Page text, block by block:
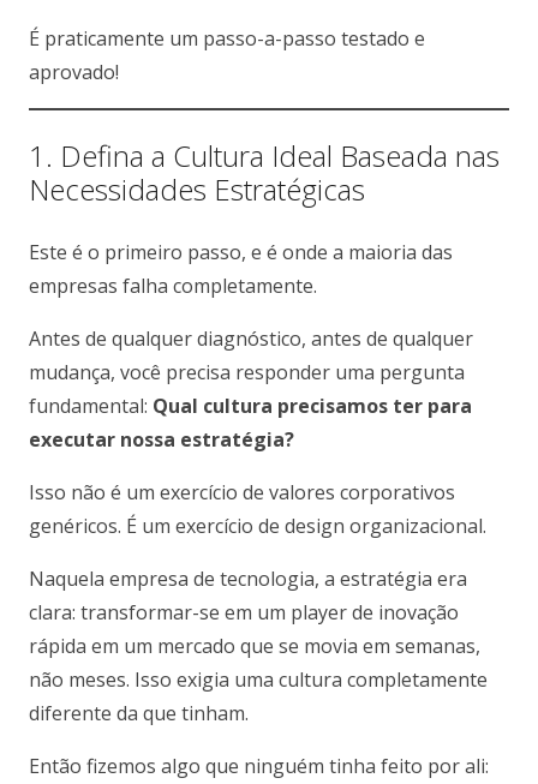
É praticamente um passo-a-passo testado e
aprovado!
1. Defina a Cultura Ideal Baseada nas
Necessidades Estratégicas
Este é o primeiro passo, e é onde a maioria das
empresas falha completamente.
Antes de qualquer diagnóstico, antes de qualquer
mudança, você precisa responder uma pergunta
fundamental: Qual cultura precisamos ter para
executar nossa estratégia?
Isso não é um exercício de valores corporativos
genéricos. É um exercício de design organizacional.
Naquela empresa de tecnologia, a estratégia era
clara: transformar-se em um player de inovação
rápida em um mercado que se movia em semanas,
não meses. Isso exigia uma cultura completamente
diferente da que tinham.
Então fizemos algo que ninguém tinha feito por ali: